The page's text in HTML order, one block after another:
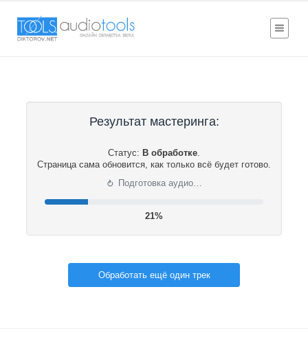
Результат мастеринга:
Статус: В обработке.
Страница сама обновится, как только всё будет готово.
⟳ Подготовка аудио…
21%
Обработать ещё один трек